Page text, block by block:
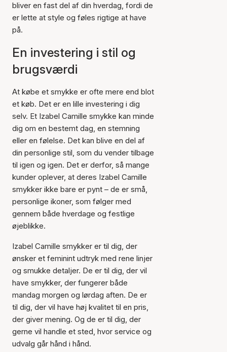
bliver en fast del af din hverdag, fordi de
er lette at style og føles rigtige at have
på.
En investering i stil og
brugsværdi
At købe et smykke er ofte mere end blot
et køb. Det er en lille investering i dig
selv. Et Izabel Camille smykke kan minde
dig om en bestemt dag, en stemning
eller en følelse. Det kan blive en del af
din personlige stil, som du vender tilbage
til igen og igen. Det er derfor, så mange
kunder oplever, at deres Izabel Camille
smykker ikke bare er pynt – de er små,
personlige ikoner, som følger med
gennem både hverdage og festlige
øjeblikke.
Izabel Camille smykker er til dig, der
ønsker et feminint udtryk med rene linjer
og smukke detaljer. De er til dig, der vil
have smykker, der fungerer både
mandag morgen og lørdag aften. De er
til dig, der vil have høj kvalitet til en pris,
der giver mening. Og de er til dig, der
gerne vil handle et sted, hvor service og
udvalg går hånd i hånd.